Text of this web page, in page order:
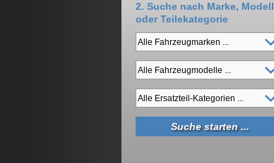
2. Suche nach Marke, Modell
oder Teilekategorie